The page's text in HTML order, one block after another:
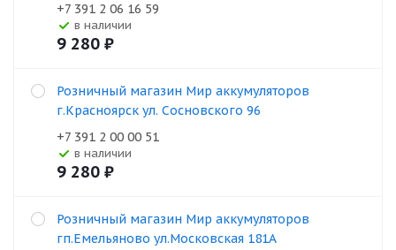
+7 391 2 06 16 59
В наличии
9 280 ₽
Розничный магазин Мир аккумуляторов
г.Красноярск ул. Сосновского 96
+7 391 2 00 00 51
В наличии
9 280 ₽
Розничный магазин Мир аккумуляторов
гп.Емельяново ул.Московская 181А